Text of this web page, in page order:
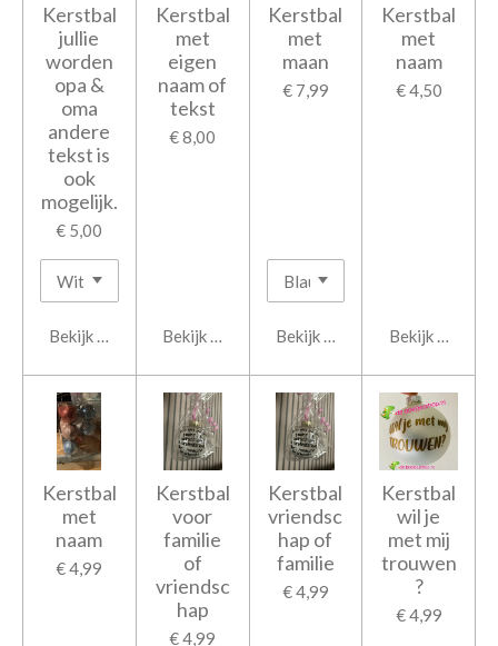
Kerstbal
jullie
worden
opa &
oma
andere
tekst is
ook
mogelijk.
€ 5,00
Bekijk details
Kerstbal
met
eigen
naam of
tekst
€ 8,00
Bekijk details
Kerstbal
met
maan
€ 7,99
Bekijk details
Kerstbal
met
naam
€ 4,50
Bekijk details
Kerstbal
met
naam
€ 4,99
Kerstbal
voor
familie
of
vriendsc
hap
€ 4,99
Kerstbal
vriendsc
hap of
familie
€ 4,99
Kerstbal
wil je
met mij
trouwen
?
€ 4,99